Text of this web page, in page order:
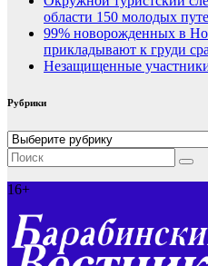
области 150 молодых
99% новорожденных в
прикладывают к груди
Незащищенные
Рубрики
Рубрики
16+